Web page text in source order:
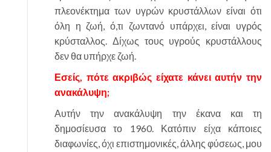
πλεονέκτημα των υγρών κρυστάλλων είναι ότι
όλη η ζωή, ό,τι ζωντανό υπάρχει, είναι υγρός
κρύσταλλος. Δίχως τους υγρούς κρυστάλλους
δεν θα υπήρχε ζωή.
Εσείς, πότε ακριβώς είχατε κάνει αυτήν την
ανακάλυψη;
Αυτήν την ανακάλυψη την έκανα και τη
δημοσίευσα το 1960. Κατόπιν είχα κάποιες
διαφωνίες, όχι επιστημονικές, άλλης φύσεως, μου